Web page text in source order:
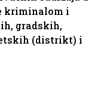
kriminalom i
gradskih,
(distrikt) i